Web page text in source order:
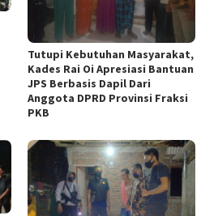
Tutupi Kebutuhan Masyarakat,
Kades Rai Oi Apresiasi Bantuan
JPS Berbasis Dapil Dari
Anggota DPRD Provinsi Fraksi
PKB